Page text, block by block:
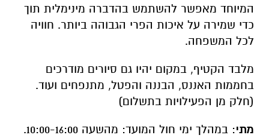
המיוחד מאפשר להשתמש בהדברה מינימלית תוך
כדי שמירה על איכות הפרי הגבוהה ביותר. חוויה
לכל המשפחה.
מלבד הקטיף, במקום יהיו גם סיורים מודרכים
בחממות האננס, הבננה והפטל, מתנפחים ועוד.
(חלק מן הפעילויות בתשלום)
מתי
: במהלך ימי חול המועד: מהשעה 10:00-16:00.